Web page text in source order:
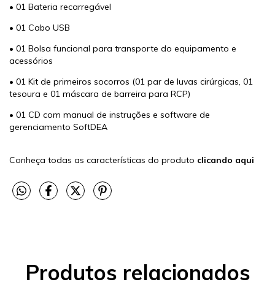
• 01 Bateria recarregável
• 01 Cabo USB
• 01 Bolsa funcional para transporte do equipamento e
acessórios
• 01 Kit de primeiros socorros (01 par de luvas cirúrgicas, 01
tesoura e 01 máscara de barreira para RCP)
• 01 CD com manual de instruções e software de
gerenciamento SoftDEA
Conheça todas as características do produto clicando aqui
Produtos relacionados